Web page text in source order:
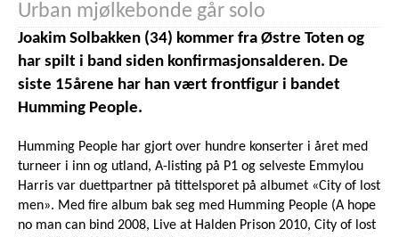
Urban mjølkebonde går solo
Joakim Solbakken (34) kommer fra Østre Toten og
har spilt i band siden konfirmasjonsalderen. De
siste 15årene har han vært frontfigur i bandet
Humming People.
Humming People har gjort over hundre konserter i året med
turneer i inn og utland, A-listing på P1 og selveste Emmylou
Harris var duettpartner på tittelsporet på albumet «City of lost
men». Med fire album bak seg med Humming People (A hope
no man can bind 2008, Live at Halden Prison 2010, City of lost